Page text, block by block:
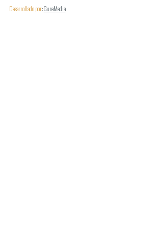
Desarrollado por:GureMedia